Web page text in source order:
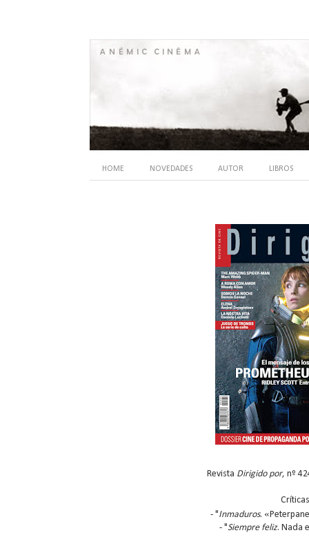
HOME NOVEDADES AUTOR LIBROS
Revista Dirigido por, nº
- "Inmaduros. «
- "Siempre feliz. Nada